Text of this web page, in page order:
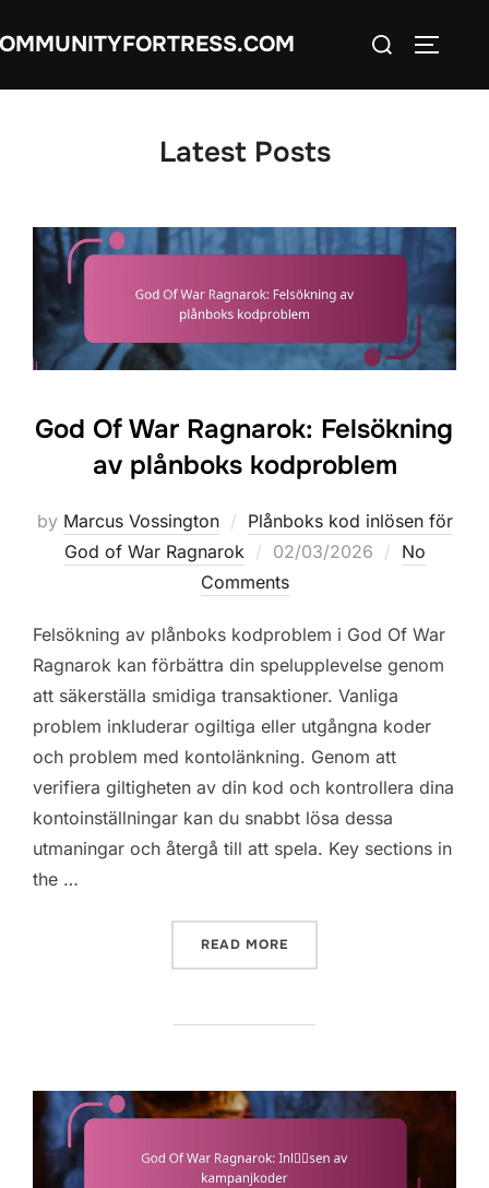
to
Search
Latest Posts
God Of War Ragnarok: Felsökning
av plånboks kodproblem
by Marcus Vossington
Plånboks kod inlösen för
God of War Ragnarok
Posted
on
02/03/2026
No
Comments
Felsökning av plånboks kodproblem i God Of War
Ragnarok kan förbättra din spelupplevelse genom
att säkerställa smidiga transaktioner. Vanliga
problem inkluderar ogiltiga eller utgångna koder
och problem med kontolänkning. Genom att
verifiera giltigheten av din kod och kontrollera dina
kontoinställningar kan du snabbt lösa dessa
utmaningar och återgå till att spela. Key sections in
the …
READ MORE